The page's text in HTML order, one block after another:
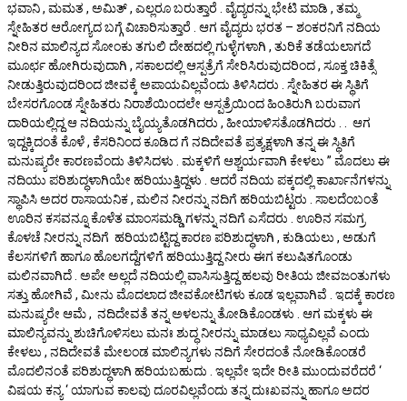
ಭವಾನಿ , ಮಮತ , ಅಮಿತ್ , ಎಲ್ಲರೂ ಬರುತ್ತಾರೆ . ವೈದ್ಯರನ್ನು ಭೇಟಿ ಮಾಡಿ , ತಮ್ಮ
ಸ್ನೇಹಿತರ ಆರೋಗ್ಯದ ಬಗ್ಗೆ ವಿಚಾರಿಸುತ್ತಾರೆ . ಆಗ ವೈದ್ಯರು ಭರತ – ಶಂಕರನಿಗೆ ನದಿಯ
ನೀರಿನ ಮಾಲಿನ್ಯದ ಸೋಂಕು ತಗುಲಿ ದೇಹದಲ್ಲಿ ಗುಳ್ಳೆಗಳಾಗಿ , ತುರಿಕೆ ತಡೆಯಲಾಗದೆ
ಮೂರ್ಛ ಹೋಗಿರುವುದಾಗಿ , ಸಕಾಲದಲ್ಲಿ ಆಸ್ಪತ್ರೆಗೆ ಸೇರಿಸಿರುವುದರಿಂದ , ಸೂಕ್ತ ಚಿಕಿತ್ಸೆ
ನೀಡುತ್ತಿರುವುದರಿಂದ ಜೀವಕ್ಕೆ ಅಪಾಯವಿಲ್ಲವೆಂದು ತಿಳಿಸಿದರು . ಸ್ನೇಹಿತರ ಈ ಸ್ಥಿತಿಗೆ
ಬೇಸರಗೊಂಡ ಸ್ನೇಹಿತರು ನಿರಾಶೆಯಿಂದಲೇ ಆಸ್ಪತ್ರೆಯಿಂದ ಹಿಂತಿರುಗಿ ಬರುವಾಗ
ದಾರಿಯಲ್ಲಿದ್ದ ಆ ನದಿಯನ್ನು ಬೈಯ್ಯತೊಡಗಿದರು , ಹೀಯಾಳಿಸತೊಡಗಿದರು . . ಆಗ
ಇದ್ದಕ್ಕಿದಂತೆ ಕೊಳೆ , ಕೆಸರಿನಿಂದ ಕೂಡಿದ ಗೆ ನದಿದೇವತೆ ಪ್ರತ್ಯಕ್ಷಳಾಗಿ ತನ್ನ ಈ ಸ್ಥಿತಿಗೆ
ಮನುಷ್ಯರೇ ಕಾರಣವೆಂದು ತಿಳಿಸಿದಳು . ಮಕ್ಕಳಿಗೆ ಆಶ್ಚರ್ಯವಾಗಿ ಕೇಳಲು ” ಮೊದಲು ಈ
ನದಿಯು ಪರಿಶುದ್ಧಳಾಗಿಯೇ ಹರಿಯುತ್ತಿದ್ದಳು . ಆದರೆ ನದಿಯ ಪಕ್ಕದಲ್ಲಿ ಕಾರ್ಖಾನೆಗಳನ್ನು
ಸ್ಥಾಪಿಸಿ ಅದರ ರಾಸಾಯನಿಕ , ಮಲಿನ ನೀರನ್ನು ನದಿಗೆ ಹರಿಯಬಿಟ್ಟರು . ಸಾಲದೆಂಬಂತೆ
ಊರಿನ ಕಸವನ್ನೂ ಕೊಳೆತ ಮಾಂಸಮಡ್ಡಿ ಗಳನ್ನು ನದಿಗೆ ಎಸೆದರು . ಊರಿನ ಸಮಗ್ರ
ಕೊಳಚೆ ನೀರನ್ನು ನದಿಗೆ ಹರಿಯಬಿಟ್ಟಿದ್ದ ಕಾರಣ ಪರಿಶುದ್ಧಳಾಗಿ , ಕುಡಿಯಲು , ಅಡುಗೆ
ಕೆಲಸಗಳಿಗೆ ಹಾಗೂ ಹೊಲಗದ್ದೆಗಳಿಗೆ ಹರಿಯುತ್ತಿದ್ದ ನೀರು ಈಗ ಕಲುಷಿತಗೊಂಡು
ಮಲಿನವಾಗಿದೆ . ಅಪೇ ಅಲ್ಲದೆ ನದಿಯಲ್ಲಿ ವಾಸಿಸುತ್ತಿದ್ದ ಹಲವು ರೀತಿಯ ಜೀವಜಂತುಗಳು
ಸತ್ತು ಹೋಗಿವೆ , ಮೀನು ಮೊದಲಾದ ಜೀವಕೋಟಿಗಳು ಕೂಡ ಇಲ್ಲವಾಗಿವೆ . ಇದಕ್ಕೆ ಕಾರಣ
ಮನುಷ್ಯರೇ ಆಮೆ , ನದಿದೇವತೆ ತನ್ನ ಅಳಲನ್ನು ತೋಡಿಕೊಂಡಳು . ಆಗ ಮಕ್ಕಳು ಈ
ಮಾಲಿನ್ಯವನ್ನು ಶುಚಿಗೊಳಿಸಲು ಮನಃ ಶುದ್ಧ ನೀರನ್ನು ಮಾಡಲು ಸಾಧ್ಯವಿಲ್ಲವೆ ಎಂದು
ಕೇಳಲು , ನದಿದೇವತೆ ಮೇಲಂಡ ಮಾಲಿನ್ಯಗಳು ನದಿಗೆ ಸೇರದಂತೆ ನೋಡಿಕೊಂಡರೆ
ಮೊದಲಿನಂತೆ ಪರಿಶುದ್ಧಳಾಗಿ ಹರಿಯಬಹುದು . ಇಲ್ಲವೇ ಇದೇ ರೀತಿ ಮುಂದುವರೆದರೆ ‘
ವಿಷಯ ಕನ್ಯ ‘ ಯಾಗುವ ಕಾಲವು ದೂರವಿಲ್ಲವೆಂದು ತನ್ನ ದುಃಖವನ್ನು ಹಾಗೂ ಅದರ